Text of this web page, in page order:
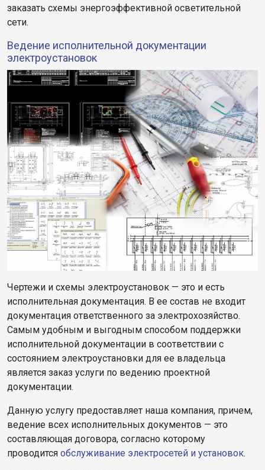
заказать схемы энергоэффективной осветительной
сети.
Ведение исполнительной документации
электроустановок
Чертежи и схемы электроустановок — это и есть
исполнительная документация. В ее состав не входит
документация ответственного за электрохозяйство.
Самым удобным и выгодным способом поддержки
исполнительной документации в соответствии с
состоянием электроустановки для ее владельца
является заказ услуги по ведению проектной
документации.
Данную услугу предоставляет наша компания, причем,
ведение всех исполнительных документов — это
составляющая договора, согласно которому
проводится обслуживание электросетей и установок.